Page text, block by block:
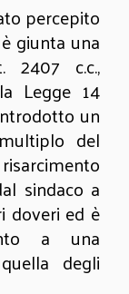
percepito
giunta una
2407 c.c.,
Legge 14
un
del
sindaco a
doveri ed è
a una
degli